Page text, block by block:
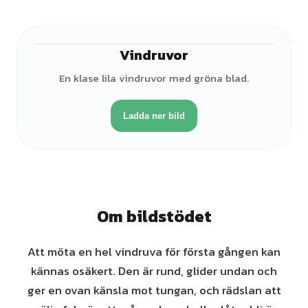
Vindruvor
En klase lila vindruvor med gröna blad.
Ladda ner bild
Om bildstödet
Att möta en hel vindruva för första gången kan
kännas osäkert. Den är rund, glider undan och
ger en ovan känsla mot tungan, och rädslan att